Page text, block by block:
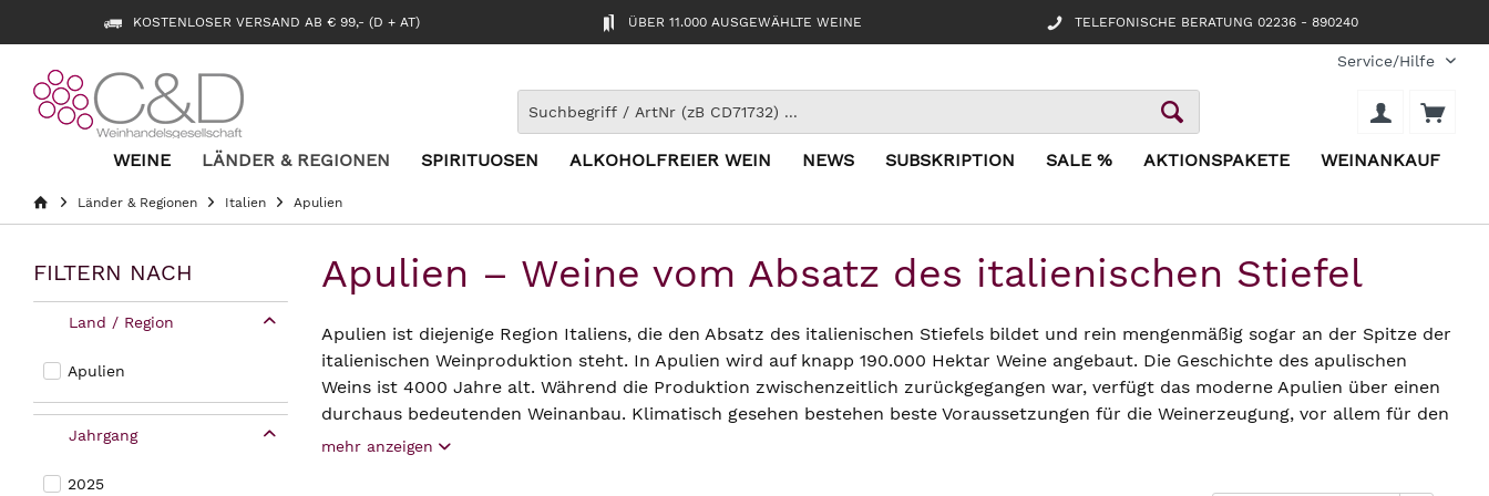
KOSTENLOSER VERSAND AB € 99,- (D + AT) ÜBER 11.000 AUSGEWÄHLTE WEINE TELEFONISCHE BERATUNG 02236 - 890240
Service/Hilfe
WEINE LÄNDER & REGIONEN SPIRITUOSEN ALKOHOLFREIER WEIN NEWS SUBSKRIPTION SALE % AKTIONSPAKETE WEINANKAUF
Länder & Regionen Italien Apulien
FILTERN NACH
Land / Region
Apulien
Jahrgang
2025
Apulien – Weine vom Absatz des italienischen Stiefel
Apulien ist diejenige Region Italiens, die den Absatz des italienischen Stiefels bildet und rein mengenmäßig sogar an der Spitze der
italienischen Weinproduktion steht. In Apulien wird auf knapp 190.000 Hektar Weine angebaut. Die Geschichte des apulischen
Weins ist 4000 Jahre alt. Während die Produktion zwischenzeitlich zurückgegangen war, verfügt das moderne Apulien über einen
durchaus bedeutenden Weinanbau. Klimatisch gesehen bestehen beste Voraussetzungen für die Weinerzeugung, vor allem für den
Anbau kräftiger, intensiver und äußerst farbintensiver Rebsorten. Manch „dünner“ Rotwein aus dem Norden Italiens wurde schon
mehr anzeigen